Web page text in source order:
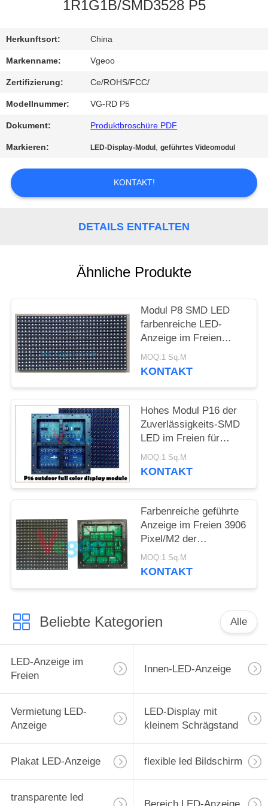
KONTAKT
MIT
UNS
BITTE
UM
ANGEBOT
PRIVACY
POLICY
1R1G1B/SMD3528 P5
Herkunftsort: China
Markenname: Vgeoo
Zertifizierung: Ce/ROHS/FCC/
Modellnummer: VG-RD P5
Dokument: Produktbroschüre PDF
Markieren: LED-Display-Modul ,geführtes Videomodul
KONTAKT!
DETAILS ENTFALTEN
Ähnliche Produkte
Modul P8 SMD LED
farbenreiche LED-
Anzeige im Freien
1R1G1B/SMD3535
MOQ:1 Sq.M
KONTAKT
Hohes Modul P16 der
Zuverlässigkeits-SMD
LED im Freien für
Regierungs-Piazzen
MOQ:1 Sq.M
KONTAKT
Farbenreiche geführte
Anzeige im Freien 3906
Pixel/M2 der
Wirtschaftswerbungs-
P16
MOQ:1 Sq.M
KONTAKT
Beliebte Kategorien Alle
LED-Anzeige im
Freien
Innen-LED-Anzeige
Vermietung LED-
Anzeige
LED-Display mit
kleinem Schrägstand
Plakat LED-Anzeige flexible led Bildschirm
transparente led